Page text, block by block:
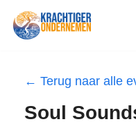
Ga
inhoud
← Terug naar alle
Soul